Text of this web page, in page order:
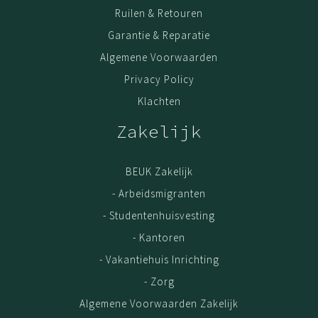
jouw meubel op voorraad is.
Voor een meerprijs zorgen onze monteurs ervoor dat
jouw meubel bij levering direct wordt gemonteerd. Of
Kwaliteit is belangrijk. Haal jouw meubel gerust uit elkaar,
en zet het op een andere plek weer in elkaar. Door het
gebruik van extra stevig spaanplaat en volledige
melamine coating, kun je met een gerust hart 5x de
meubel verhuizen; de kwaliteit blijft. De garantie op Beuk
Meubels is 3 (drie) jaar. Geldig vanaf het moment van
aankoop online. Als bewijs van aankoop is de
oorspronkelijke factuur/aankoopnota vereist.
Ruilen & Retouren
Garantie & Reparatie
Algemene Voorwaarden
Privacy Policy
Klachten
Zakelijk
BEUK Zakelijk
- Arbeidsmigranten
- Studentenhuisvesting
- Kantoren
- Vakantiehuis Inrichting
- Zorg
Algemene Voorwaarden Zakelijk